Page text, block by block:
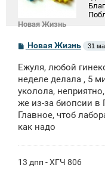
Новая Жизнь
С
б
щ
е
н
и
Новая Жизнь 31
Ежуля, любой
неделе делала , 5
уколола,
же из-за биопсии в
Главное, чтоб
как надо
13 дпп - ХГЧ 806